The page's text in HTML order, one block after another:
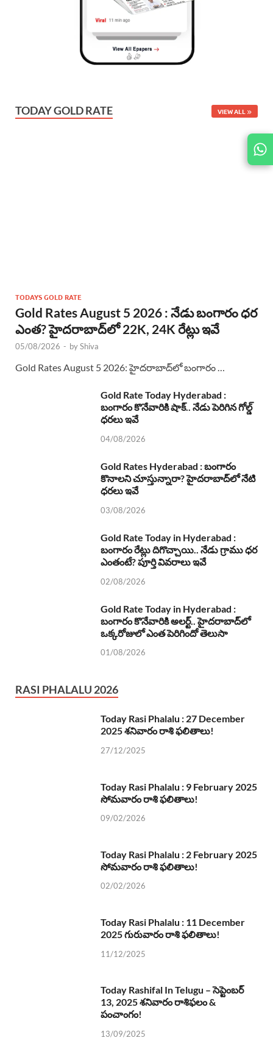
JOIN
US ON
TODAY GOLD RATE VIEW ALL
TODAYS GOLD RATE
Gold Rates August 5 2026 : నేడు బంగారం ధర
ఎంత? హైదరాబాద్‌లో 22K, 24K రేట్లు ఇవే
05/08/2026 - byShiva
Gold Rates August 5 2026: హైదరాబాద్‌లో బంగారం …
Gold Rate Today Hyderabad :
బంగారం కొనేవారికి షాక్.. నేడు పెరిగిన గోల్డ్
ధరలు ఇవే
04/08/2026
Gold Rates Hyderabad : బంగారం
కొనాలని చూస్తున్నారా? హైదరాబాద్‌లో నేటి
ధరలు ఇవే
03/08/2026
Gold Rate Today in Hyderabad :
బంగారం రేట్లు దిగొచ్చాయి.. నేడు గ్రాము ధర
ఎంతంటే? పూర్తి వివరాలు ఇవే
02/08/2026
Gold Rate Today in Hyderabad :
బంగారం కొనేవారికి అలర్ట్.. హైదరాబాద్‌లో
ఒక్కరోజులో ఎంత పెరిగిందో తెలుసా
01/08/2026
RASI PHALALU 2026
Today Rasi Phalalu : 27 December
2025 శనివారం రాశి ఫలితాలు!
27/12/2025
Today Rasi Phalalu : 9 February 2025
సోమవారం రాశి ఫలితాలు!
09/02/2026
Today Rasi Phalalu : 2 February 2025
సోమవారం రాశి ఫలితాలు!
02/02/2026
Today Rasi Phalalu : 11 December
2025 గురువారం రాశి ఫలితాలు!
11/12/2025
Today Rashifal In Telugu – సెప్టెంబర్
13, 2025 శనివారం రాశిఫలం &
పంచాంగం!
13/09/2025